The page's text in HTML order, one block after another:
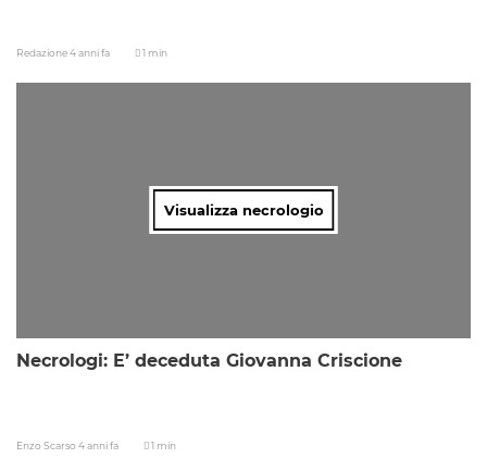
Redazione4 anni fa 1 min
Visualizza necrologio
Necrologi: E’ deceduta Giovanna Criscione
Enzo Scarso 4 anni fa 1 min